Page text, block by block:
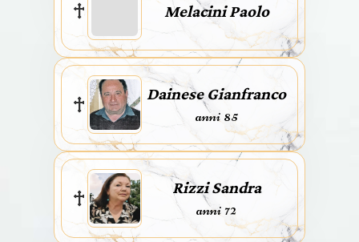
Melacini Paolo
Dainese Gianfranco
anni 85
Rizzi Sandra
anni 72